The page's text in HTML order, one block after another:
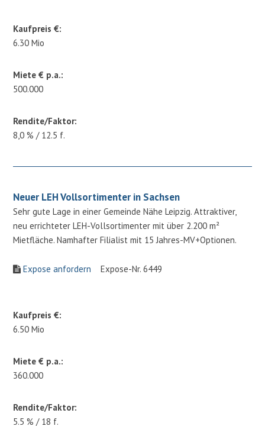
Kaufpreis €:
6.30 Mio
Miete € p.a.:
500.000
Rendite/Faktor:
8,0 % / 12.5 f.
Neuer LEH Vollsortimenter in Sachsen
Sehr gute Lage in einer Gemeinde Nähe Leipzig. Attraktiver,
neu errichteter LEH-Vollsortimenter mit über 2.200 m²
Mietfläche. Namhafter Filialist mit 15 Jahres-MV+Optionen.
Expose anfordern Expose-Nr. 6449
Kaufpreis €:
6.50 Mio
Miete € p.a.:
360.000
Rendite/Faktor:
5.5 % / 18 f.